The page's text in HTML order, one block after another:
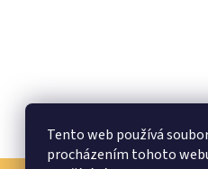
Tento web používá
procházením tohoto